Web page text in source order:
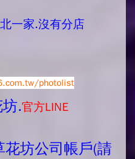
一家.沒有分店
photolist
.官方LINE
花坊公司帳戶(請